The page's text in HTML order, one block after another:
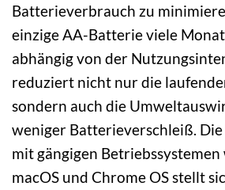
Batterieverbrauch zu
einzige AA-Batterie viele
abhängig von der
reduziert nicht nur die
sondern auch die
weniger Batterieverschleiß.
mit gängigen Betriebssystemen
macOS und Chrome OS stellt